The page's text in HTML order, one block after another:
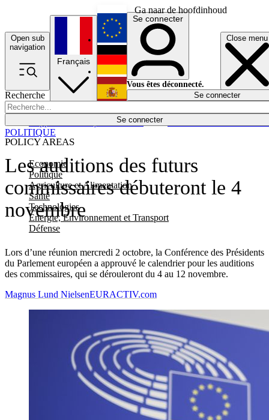
Ga naar de hoofdinhoud
Open sub
navigation
Close menu
Recherche
Se connecter
POLICY AREAS
Economie
Politique
Agriculture et Alimentation
Santé
Technologies
Energie, Environnement et Transport
Défense
Économie
Français
English
Deutsch
Español
Se connecter
Vous êtes déconnecté.
Se connecter
Les auditions des futurs
commissaires débuteront le 4
novembre
Lors d’une réunion mercredi 2 octobre, la Conférence des Présidents
du Parlement européen a approuvé le calendrier pour les auditions
des commissaires, qui se dérouleront du 4 au 12 novembre.
POLITIQUE
Magnus Lund NielsenEURACTIV.com